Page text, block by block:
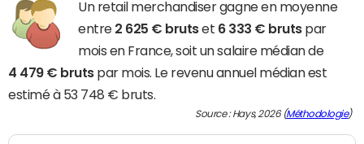
Un retail merchandiser gagne en moyenne
entre 2 625 € brutset 6 333 € brutspar
mois en France, soit un salaire médian de
4 479 € brutspar mois. Le revenu annuel médian est
estimé à 53 748 € bruts.
Source : Hays, 2026 (Méthodologie)